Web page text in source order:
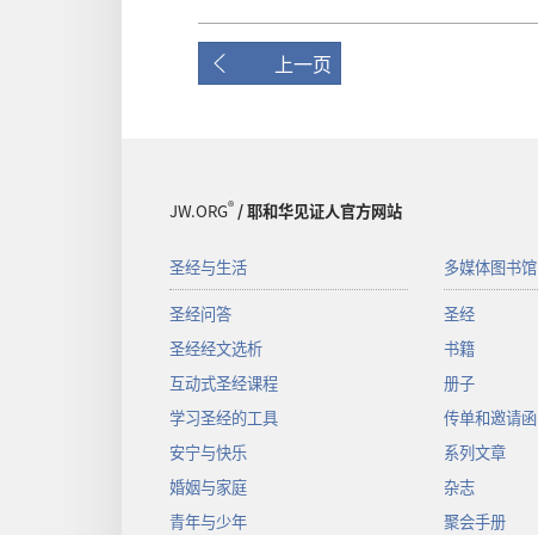
上一页
JW.ORG®/ 耶和华见证人官方网站
圣经与生活
圣经问答
圣经经文选析
互动式圣经课程
学习圣经的工具
安宁与快乐
婚姻与家庭
青年与少年
多媒体图书馆
圣经
书籍
册子
传单和邀请函
系列文章
杂志
聚会手册